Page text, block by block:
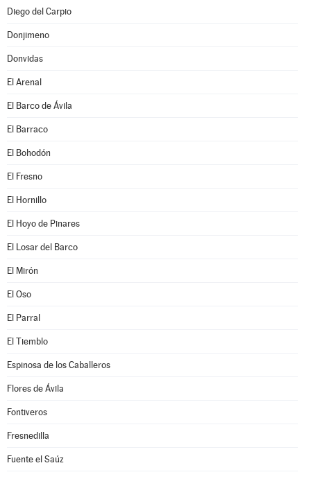
Diego del Carpio
Donjimeno
Donvidas
El Arenal
El Barco de Ávila
El Barraco
El Bohodón
El Fresno
El Hornillo
El Hoyo de Pinares
El Losar del Barco
El Mirón
El Oso
El Parral
El Tiemblo
Espinosa de los Caballeros
Flores de Ávila
Fontiveros
Fresnedilla
Fuente el Saúz